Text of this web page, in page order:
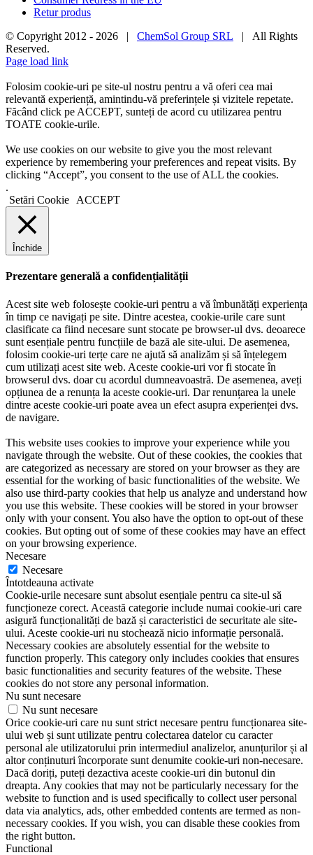
Retur produs
© Copyright 2012 - 2026 | ChemSol Group SRL | All Rights
Reserved.
Page load link
Folosim cookie-uri pe site-ul nostru pentru a vă oferi cea mai
relevantă experiență, amintindu-vă preferințele și vizitele repetate.
Făcând click pe ACCEPT, sunteți de acord cu utilizarea pentru
TOATE cookie-urile.
We use cookies on our website to give you the most relevant
experience by remembering your preferences and repeat visits. By
clicking “Accept”, you consent to the use of ALL the cookies.
.
Setări Cookie
ACCEPT
Închide
Prezentare generală a confidențialității
Acest site web folosește cookie-uri pentru a vă îmbunătăți experiența
în timp ce navigați pe site. Dintre acestea, cookie-urile care sunt
clasificate ca fiind necesare sunt stocate pe browser-ul dvs. deoarece
sunt esențiale pentru funcțiile de bază ale site-ului. De asemenea,
folosim cookie-uri terțe care ne ajută să analizăm și să înțelegem
cum utilizați acest site web. Aceste cookie-uri vor fi stocate în
browserul dvs. doar cu acordul dumneavoastră. De asemenea, aveți
opțiunea de a renunța la aceste cookie-uri. Dar renunțarea la unele
dintre aceste cookie-uri poate avea un efect asupra experienței dvs.
de navigare.
This website uses cookies to improve your experience while you
navigate through the website. Out of these cookies, the cookies that
are categorized as necessary are stored on your browser as they are
essential for the working of basic functionalities of the website. We
also use third-party cookies that help us analyze and understand how
you use this website. These cookies will be stored in your browser
only with your consent. You also have the option to opt-out of these
cookies. But opting out of some of these cookies may have an effect
on your browsing experience.
Necesare
Necesare
Întotdeauna activate
Cookie-urile necesare sunt absolut esențiale pentru ca site-ul să
funcționeze corect. Această categorie include numai cookie-uri care
asigură funcționalități de bază și caracteristici de securitate ale site-
ului. Aceste cookie-uri nu stochează nicio informație personală.
Necessary cookies are absolutely essential for the website to
function properly. This category only includes cookies that ensures
basic functionalities and security features of the website. These
cookies do not store any personal information.
Nu sunt necesare
Nu sunt necesare
Orice cookie-uri care nu sunt strict necesare pentru funcționarea site-
ului web și sunt utilizate pentru colectarea datelor cu caracter
personal ale utilizatorului prin intermediul analizelor, anunțurilor și al
altor conținuturi încorporate sunt denumite cookie-uri non-necesare.
Dacă doriți, puteți dezactiva aceste cookie-uri din butonul din
dreapta. Any cookies that may not be particularly necessary for the
website to function and is used specifically to collect user personal
data via analytics, ads, other embedded contents are termed as non-
necessary cookies. If you wish, you can disable these cookies from
the right button.
Functional